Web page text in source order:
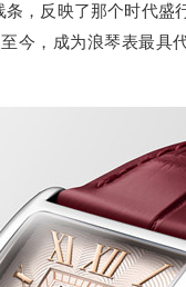
，反映了那个时代盛
今，成为浪琴表最具